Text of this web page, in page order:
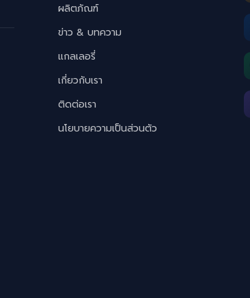
ผลิตภัณฑ์
ข่าว & บทความ
แกลเลอรี่
เกี่ยวกับเรา
ติดต่อเรา
นโยบายความเป็นส่วนตัว